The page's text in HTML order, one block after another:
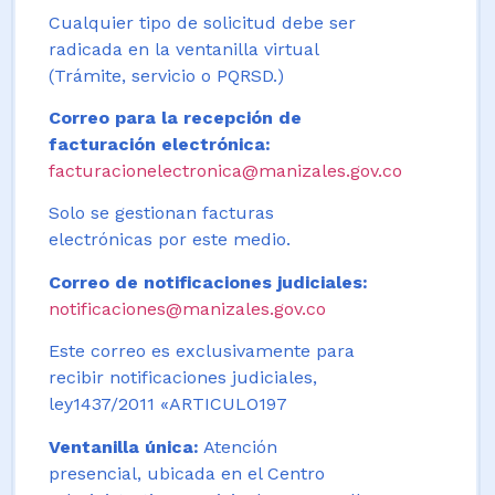
Cualquier tipo de solicitud debe ser
radicada en la ventanilla virtual
(Trámite, servicio o PQRSD.)
Correo para la recepción de
facturación electrónica:
facturacionelectronica@manizales.gov.co
Solo se gestionan facturas
electrónicas por este medio.
Correo de notificaciones judiciales:
notificaciones@manizales.gov.co
Este correo es exclusivamente para
recibir notificaciones judiciales,
ley1437/2011 «ARTICULO197
Ventanilla única: Atención
presencial, ubicada en el Centro